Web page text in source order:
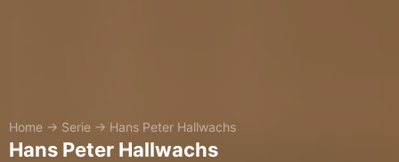
Home → Serie → Hans Peter Hallwachs
Hans Peter Hallwachs